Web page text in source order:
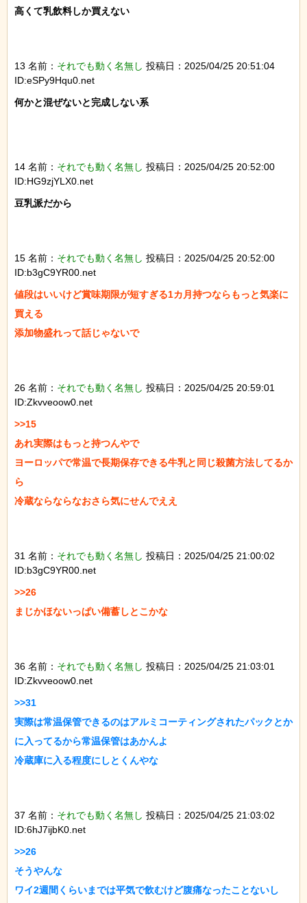
高くて乳飲料しか買えない
13 名前： それでも動く名無し 投稿日：2025/04/25 20:51:04
ID:eSPy9Hqu0.net
何かと混ぜないと完成しない系
14 名前： それでも動く名無し 投稿日：2025/04/25 20:52:00
ID:HG9zjYLX0.net
豆乳派だから
15 名前： それでも動く名無し 投稿日：2025/04/25 20:52:00
ID:b3gC9YR00.net
値段はいいけど賞味期限が短すぎる1カ月持つならもっと気楽に
買える
添加物盛れって話じゃないで
26 名前： それでも動く名無し 投稿日：2025/04/25 20:59:01
ID:Zkvveoow0.net
>>15
あれ実際はもっと持つんやで
ヨーロッパで常温で長期保存できる牛乳と同じ殺菌方法してるか
ら
冷蔵ならならなおさら気にせんでええ
31 名前： それでも動く名無し 投稿日：2025/04/25 21:00:02
ID:b3gC9YR00.net
>>26
まじかほないっぱい備蓄しとこかな
36 名前： それでも動く名無し 投稿日：2025/04/25 21:03:01
ID:Zkvveoow0.net
>>31
実際は常温保管できるのはアルミコーティングされたパックとか
に入ってるから常温保管はあかんよ
冷蔵庫に入る程度にしとくんやな
37 名前： それでも動く名無し 投稿日：2025/04/25 21:03:02
ID:6hJ7ijbK0.net
>>26
そうやんな
ワイ2週間くらいまでは平気で飲むけど腹痛なったことないし